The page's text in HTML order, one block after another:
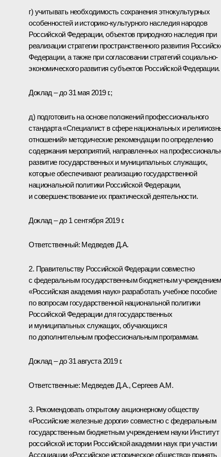
г) учитывать необходимость сохранения этнокультурных
особенностей и историко-культурного наследия народов
Российской Федерации, объектов природного наследия при
реализации стратегии пространственного развития
Федерации, а также при согласовании стратегий социально-
экономического развития субъектов Российской Федерации.
Доклад – до 31 мая 2019 г.;
д) подготовить на основе положений профессионального
стандарта «Специалист в сфере национальных и
отношений» методические рекомендации по определению
содержания мероприятий, направленных на
развитие государственных и муниципальных служащих,
которые обеспечивают реализацию государственной
национальной политики Российской Федерации,
и совершенствование их практической деятельности.
Доклад – до 1 сентября 2019 г.
Ответственный: Медведев Д.А.
2. Правительству Российской Федерации совместно
с федеральным государственным бюджетным учреждением
«Российская академия наук» разработать учебное пособие
по вопросам государственной национальной политики
Российской Федерации для государственных
и муниципальных служащих, обучающихся
по дополнительным профессиональным программам.
Доклад – до 31 августа 2019 г.
Ответственные: Медведев Д.А., Сергеев А.М.
3. Рекомендовать открытому акционерному обществу
«Российские железные дороги» совместно с федеральным
государственным бюджетным учреждением науки Институт
российской истории Российской академии наук при участии
Ассоциации «Российское историческое общество» принять